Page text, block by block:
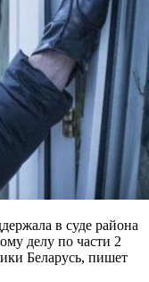
в суде района
делу по части 2
Беларусь, пишет